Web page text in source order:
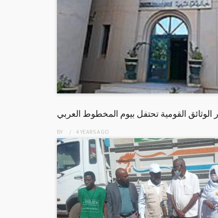
الوثائق القومية تحتفل بيوم المخطوط العربي
BY 4 YEARSAGO